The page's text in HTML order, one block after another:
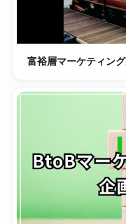
富裕層マーケティン